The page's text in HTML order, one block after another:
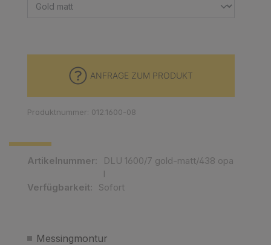
Messingmontur
Artikelnummer:
DLU 1600/7 gold-matt/438 opa
l
Verfügbarkeit:
Sofort
ANFRAGE ZUM PRODUKT
Produktnummer: 012.1600-08